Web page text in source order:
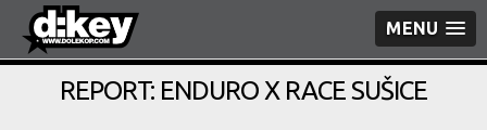
MENU
REPORT: ENDURO X RACE SUŠICE